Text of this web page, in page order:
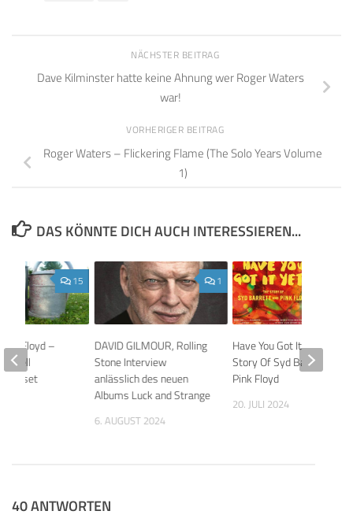
NÄCHSTER BEITRAG
Dave Kilminster hatte keine Ahnung wer Roger Waters
war!
VORHERIGER BEITRAG
Roger Waters – Flickering Flame (The Solo Years Volume
1)
DAS KÖNNTE DICH AUCH INTERESSIEREN...
1
DAVID GILMOUR, Rolling
Stone Interview
anlässlich des neuen
Albums Luck and Strange
6. AUGUST 2024
Have You Got It Yet? The
Story Of Syd Barrett And
Pink Floyd
20. JULI 2024
15
Floyd –
Bell
Boxset
40 ANTWORTEN